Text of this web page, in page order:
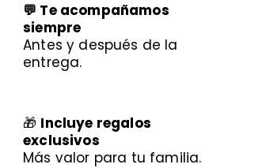
💬 Te acompañamos
siempre
Antes y después de la
entrega.
🎁 Incluye regalos
exclusivos
Más valor para tu familia.